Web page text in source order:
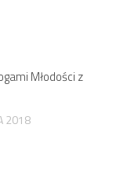
Młodości z
2018